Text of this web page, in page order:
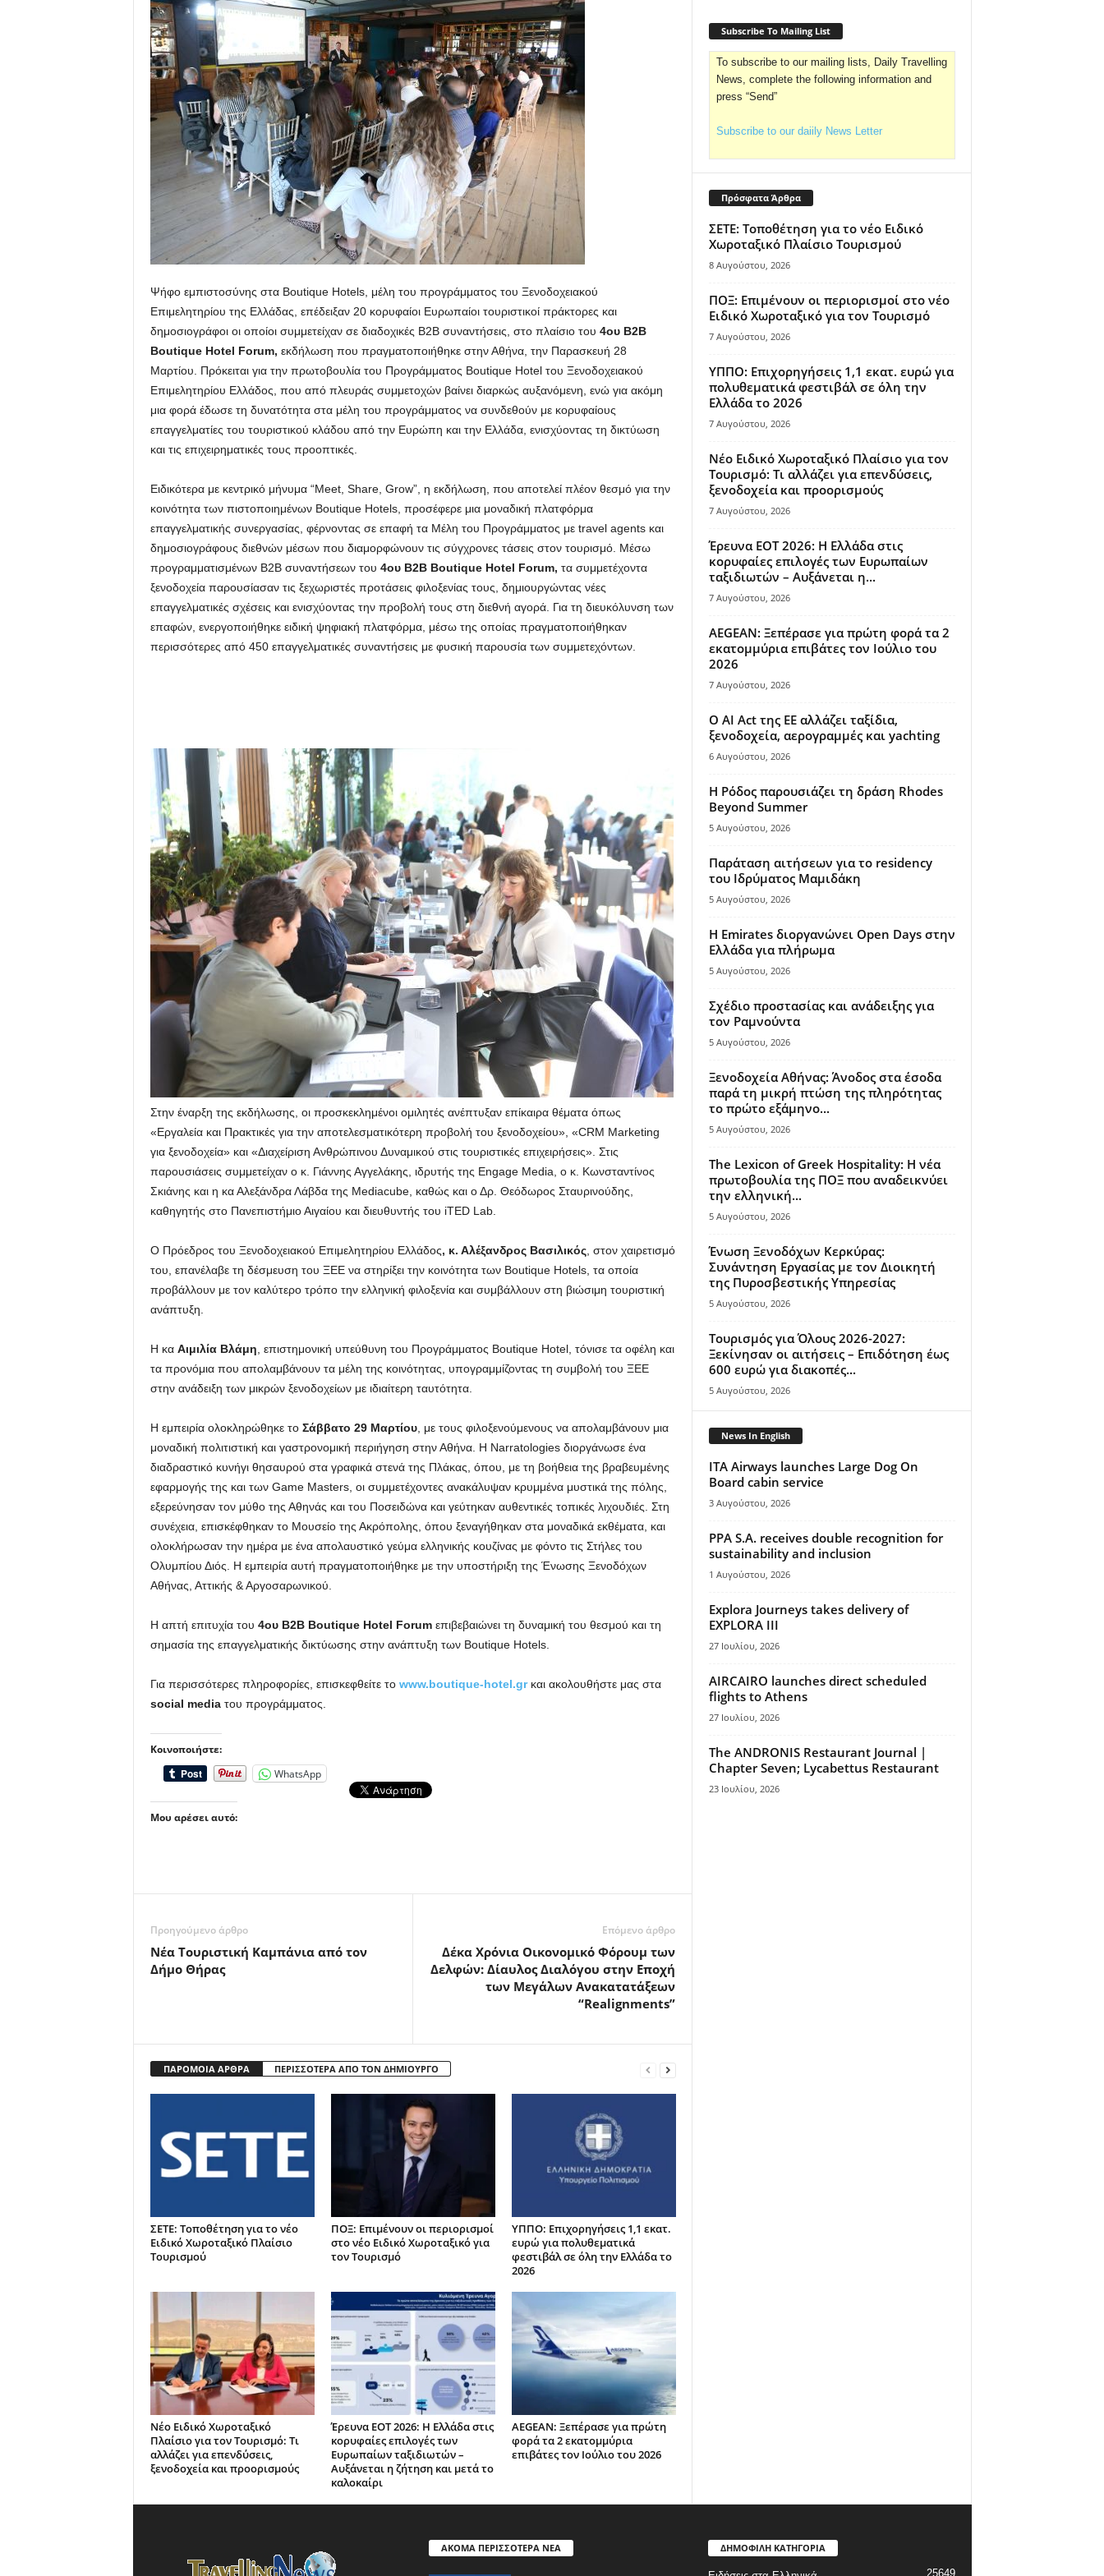
Ψήφο εμπιστοσύνης στα Boutique Hotels, μέλη του προγράμματος του Ξενοδοχειακού
Επιμελητηρίου της Ελλάδας, επέδειξαν 20 κορυφαίοι Ευρωπαίοι τουριστικοί πράκτορες και
δημοσιογράφοι οι οποίοι συμμετείχαν σε διαδοχικές B2B συναντήσεις, στο πλαίσιο του 4ου B2B
Boutique Hotel Forum, εκδήλωση που πραγματοποιήθηκε στην Αθήνα, την Παρασκευή 28
Μαρτίου. Πρόκειται για την πρωτοβουλία του Προγράμματος Boutique Hotel του Ξενοδοχειακού
Επιμελητηρίου Ελλάδος, που από πλευράς συμμετοχών βαίνει διαρκώς αυξανόμενη, ενώ για ακόμη
μια φορά έδωσε τη δυνατότητα στα μέλη του προγράμματος να συνδεθούν με κορυφαίους
επαγγελματίες του τουριστικού κλάδου από την Ευρώπη και την Ελλάδα, ενισχύοντας τη δικτύωση
και τις επιχειρηματικές τους προοπτικές.
Ειδικότερα με κεντρικό μήνυμα “Meet, Share, Grow”, η εκδήλωση, που αποτελεί πλέον θεσμό για την
κοινότητα των πιστοποιημένων Boutique Hotels, προσέφερε μια μοναδική πλατφόρμα
επαγγελματικής συνεργασίας, φέρνοντας σε επαφή τα Μέλη του Προγράμματος με travel agents και
δημοσιογράφους διεθνών μέσων που διαμορφώνουν τις σύγχρονες τάσεις στον τουρισμό. Μέσω
προγραμματισμένων B2B συναντήσεων του 4ου B2B Boutique Hotel Forum, τα συμμετέχοντα
ξενοδοχεία παρουσίασαν τις ξεχωριστές προτάσεις φιλοξενίας τους, δημιουργώντας νέες
επαγγελματικές σχέσεις και ενισχύοντας την προβολή τους στη διεθνή αγορά. Για τη διευκόλυνση των
επαφών, ενεργοποιήθηκε ειδική ψηφιακή πλατφόρμα, μέσω της οποίας πραγματοποιήθηκαν
περισσότερες από 450 επαγγελματικές συναντήσεις με φυσική παρουσία των συμμετεχόντων.
Στην έναρξη της εκδήλωσης, οι προσκεκλημένοι ομιλητές ανέπτυξαν επίκαιρα θέματα όπως
«Εργαλεία και Πρακτικές για την αποτελεσματικότερη προβολή του ξενοδοχείου», «CRM Marketing
για ξενοδοχεία» και «Διαχείριση Ανθρώπινου Δυναμικού στις τουριστικές επιχειρήσεις». Στις
παρουσιάσεις συμμετείχαν ο κ. Γιάννης Αγγελάκης, ιδρυτής της Engage Media, ο κ. Κωνσταντίνος
Σκιάνης και η κα Αλεξάνδρα Λάβδα της Mediacube, καθώς και ο Δρ. Θεόδωρος Σταυρινούδης,
καθηγητής στο Πανεπιστήμιο Αιγαίου και διευθυντής του iTED Lab.
Ο Πρόεδρος του Ξενοδοχειακού Επιμελητηρίου Ελλάδος, κ. Αλέξανδρος Βασιλικός, στον χαιρετισμό
του, επανέλαβε τη δέσμευση του ΞΕΕ να στηρίξει την κοινότητα των Boutique Hotels, τα οποία
προβάλλουν με τον καλύτερο τρόπο την ελληνική φιλοξενία και συμβάλλουν στη βιώσιμη τουριστική
ανάπτυξη.
Η κα Αιμιλία Βλάμη , επιστημονική υπεύθυνη του Προγράμματος Boutique Hotel, τόνισε τα οφέλη και
τα προνόμια που απολαμβάνουν τα μέλη της κοινότητας, υπογραμμίζοντας τη συμβολή του ΞΕΕ
στην ανάδειξη των μικρών ξενοδοχείων με ιδιαίτερη ταυτότητα.
Η εμπειρία ολοκληρώθηκε το Σάββατο 29 Μαρτίου, με τους φιλοξενούμενους να απολαμβάνουν μια
μοναδική πολιτιστική και γαστρονομική περιήγηση στην Αθήνα. Η Narratologies διοργάνωσε ένα
διαδραστικό κυνήγι θησαυρού στα γραφικά στενά της Πλάκας, όπου, με τη βοήθεια της βραβευμένης
εφαρμογής της και των Game Masters, οι συμμετέχοντες ανακάλυψαν κρυμμένα μυστικά της πόλης,
εξερεύνησαν τον μύθο της Αθηνάς και του Ποσειδώνα και γεύτηκαν αυθεντικές τοπικές λιχουδιές. Στη
συνέχεια, επισκέφθηκαν το Μουσείο της Ακρόπολης, όπου ξεναγήθηκαν στα μοναδικά εκθέματα, και
ολοκλήρωσαν την ημέρα με ένα απολαυστικό γεύμα ελληνικής κουζίνας με φόντο τις Στήλες του
Ολυμπίου Διός. Η εμπειρία αυτή πραγματοποιήθηκε με την υποστήριξη της Ένωσης Ξενοδόχων
Αθήνας, Αττικής & Αργοσαρωνικού.
Η απτή επιτυχία του 4ου B2B Boutique Hotel Forumεπιβεβαιώνει τη δυναμική του θεσμού και τη
σημασία της επαγγελματικής δικτύωσης στην ανάπτυξη των Boutique Hotels.
Για περισσότερες πληροφορίες, επισκεφθείτε το www.boutique-hotel.grκαι ακολουθήστε μας στα
social mediaτου προγράμματος.
Κοινοποιήστε:
WhatsApp
Μου αρέσει αυτό:
Προηγούμενο άρθρο
Νέα Τουριστική Καμπάνια από τον
Δήμο Θήρας
Επόμενο άρθρο
Δέκα Χρόνια Οικονομικό Φόρουμ των
Δελφών: Δίαυλος Διαλόγου στην Εποχή
των Μεγάλων Ανακατατάξεων
“Realignments”
ΠΑΡΟΜΟΙΑ ΑΡΘΡΑ ΠΕΡΙΣΣΟΤΕΡΑ ΑΠΟ ΤΟΝ ΔΗΜΙΟΥΡΓΟ
ΣΕΤΕ: Τοποθέτηση για το νέο
Ειδικό Χωροταξικό Πλαίσιο
Τουρισμού
ΠΟΞ: Επιμένουν οι περιορισμοί
στο νέο Ειδικό Χωροταξικό για
τον Τουρισμό
ΥΠΠΟ: Επιχορηγήσεις 1,1 εκατ.
ευρώ για πολυθεματικά
φεστιβάλ σε όλη την Ελλάδα το
2026
Νέο Ειδικό Χωροταξικό
Πλαίσιο για τον Τουρισμό: Τι
αλλάζει για επενδύσεις,
ξενοδοχεία και προορισμούς
Έρευνα ΕΟΤ 2026: Η Ελλάδα στις
κορυφαίες επιλογές των
Ευρωπαίων ταξιδιωτών –
Αυξάνεται η ζήτηση και μετά το
καλοκαίρι
AEGEAN: Ξεπέρασε για πρώτη
φορά τα 2 εκατομμύρια
επιβάτες τον Ιούλιο του 2026
Subscribe To Mailing List
To subscribe to our mailing lists, Daily Travelling
News, complete the following information and
press “Send”
Subscribe to our daiily News Letter
Πρόσφατα Άρθρα
ΣΕΤΕ: Τοποθέτηση για το νέο Ειδικό
Χωροταξικό Πλαίσιο Τουρισμού
8 Αυγούστου, 2026
ΠΟΞ: Επιμένουν οι περιορισμοί στο νέο
Ειδικό Χωροταξικό για τον Τουρισμό
7 Αυγούστου, 2026
ΥΠΠΟ: Επιχορηγήσεις 1,1 εκατ. ευρώ για
πολυθεματικά φεστιβάλ σε όλη την
Ελλάδα το 2026
7 Αυγούστου, 2026
Νέο Ειδικό Χωροταξικό Πλαίσιο για τον
Τουρισμό: Τι αλλάζει για επενδύσεις,
ξενοδοχεία και προορισμούς
7 Αυγούστου, 2026
Έρευνα ΕΟΤ 2026: Η Ελλάδα στις
κορυφαίες επιλογές των Ευρωπαίων
ταξιδιωτών – Αυξάνεται η...
7 Αυγούστου, 2026
AEGEAN: Ξεπέρασε για πρώτη φορά τα 2
εκατομμύρια επιβάτες τον Ιούλιο του
2026
7 Αυγούστου, 2026
Ο AI Act της ΕΕ αλλάζει ταξίδια,
ξενοδοχεία, αερογραμμές και yachting
6 Αυγούστου, 2026
Η Ρόδος παρουσιάζει τη δράση Rhodes
Beyond Summer
5 Αυγούστου, 2026
Παράταση αιτήσεων για το residency
του Ιδρύματος Μαμιδάκη
5 Αυγούστου, 2026
Η Emirates διοργανώνει Open Days στην
Ελλάδα για πλήρωμα
5 Αυγούστου, 2026
Σχέδιο προστασίας και ανάδειξης για
τον Ραμνούντα
5 Αυγούστου, 2026
Ξενοδοχεία Αθήνας: Άνοδος στα έσοδα
παρά τη μικρή πτώση της πληρότητας
το πρώτο εξάμηνο...
5 Αυγούστου, 2026
The Lexicon of Greek Hospitality: Η νέα
πρωτοβουλία της ΠΟΞ που αναδεικνύει
την ελληνική...
5 Αυγούστου, 2026
Ένωση Ξενοδόχων Κερκύρας:
Συνάντηση Εργασίας με τον Διοικητή
της Πυροσβεστικής Υπηρεσίας
5 Αυγούστου, 2026
Τουρισμός για Όλους 2026-2027:
Ξεκίνησαν οι αιτήσεις – Επιδότηση έως
600 ευρώ για διακοπές...
5 Αυγούστου, 2026
News In English
ITA Airways launches Large Dog On
Board cabin service
3 Αυγούστου, 2026
PPA S.A. receives double recognition for
sustainability and inclusion
1 Αυγούστου, 2026
Explora Journeys takes delivery of
EXPLORA III
27 Ιουλίου, 2026
AIRCAIRO launches direct scheduled
flights to Athens
27 Ιουλίου, 2026
The ANDRONIS Restaurant Journal |
Chapter Seven; Lycabettus Restaurant
23 Ιουλίου, 2026
ΑΚΟΜΑ ΠΕΡΙΣΣΟΤΕΡΑ ΝΕΑ ΔΗΜΟΦΙΛΗ ΚΑΤΗΓΟΡΙΑ
25649